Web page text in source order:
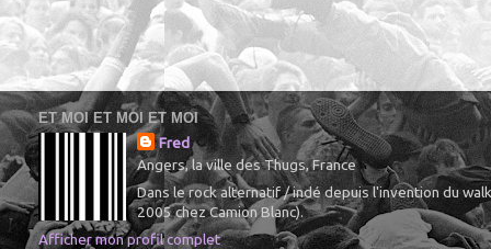
ET MOI ET MOI ET MOI
Fred
Angers, la ville des Thugs, France
Dans le rock alternatif / indé depuis l'invention du
2005 chez Camion Blanc).
Afficher mon profil complet